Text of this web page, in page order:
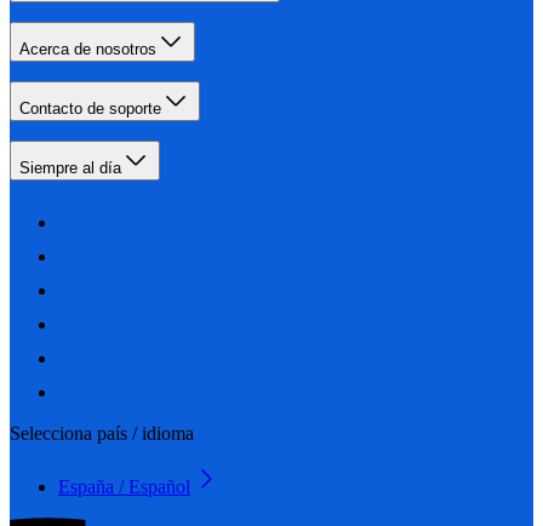
Acerca de nosotros
Contacto de soporte
Siempre al día
Selecciona país / idioma
España / Español